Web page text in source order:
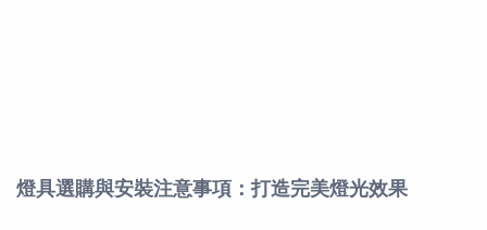
燈具選購與安裝注意事項：打造完美燈光效果